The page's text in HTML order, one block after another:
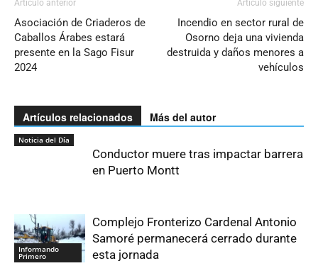
Artículo anterior
Asociación de Criaderos de
Caballos Árabes estará
presente en la Sago Fisur
2024
Artículo siguiente
Incendio en sector rural de
Osorno deja una vivienda
destruida y daños menores a
vehículos
Artículos relacionados Más del autor
Noticia del Día
Conductor muere tras impactar barrera
en Puerto Montt
Informando
Primero
Complejo Fronterizo Cardenal Antonio
Samoré permanecerá cerrado durante
esta jornada